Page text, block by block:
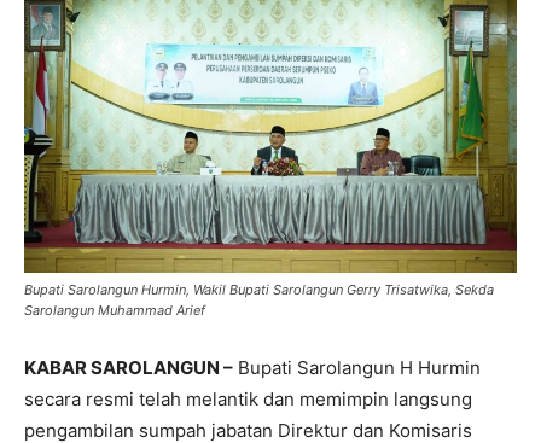
Bupati Sarolangun Hurmin, Wakil Bupati Sarolangun Gerry Trisatwika, Sekda
Sarolangun Muhammad Arief
KABAR SAROLANGUN – Bupati Sarolangun H Hurmin
secara resmi telah melantik dan memimpin langsung
pengambilan sumpah jabatan Direktur dan Komisaris